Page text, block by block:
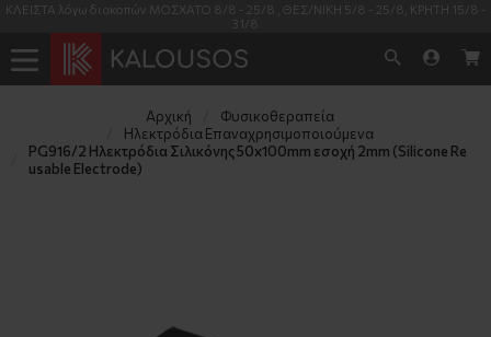
ΚΛΕΙΣΤΑ λόγω διακοπών ΜΟΣΧΑΤΟ 8/8 - 25/8 , ΘΕΣ/ΝΙΚΗ 5/8 - 25/8, ΚΡΗΤΗ 15/8 -
31/8
Αρχική
Φυσικοθεραπεία
Ηλεκτρόδια Επαναχρησιμοποιούμενα
PG916/2 Ηλεκτρόδια Σιλικόνης 50x100mm εσοχή 2mm (Silicone Re
usable Electrode)